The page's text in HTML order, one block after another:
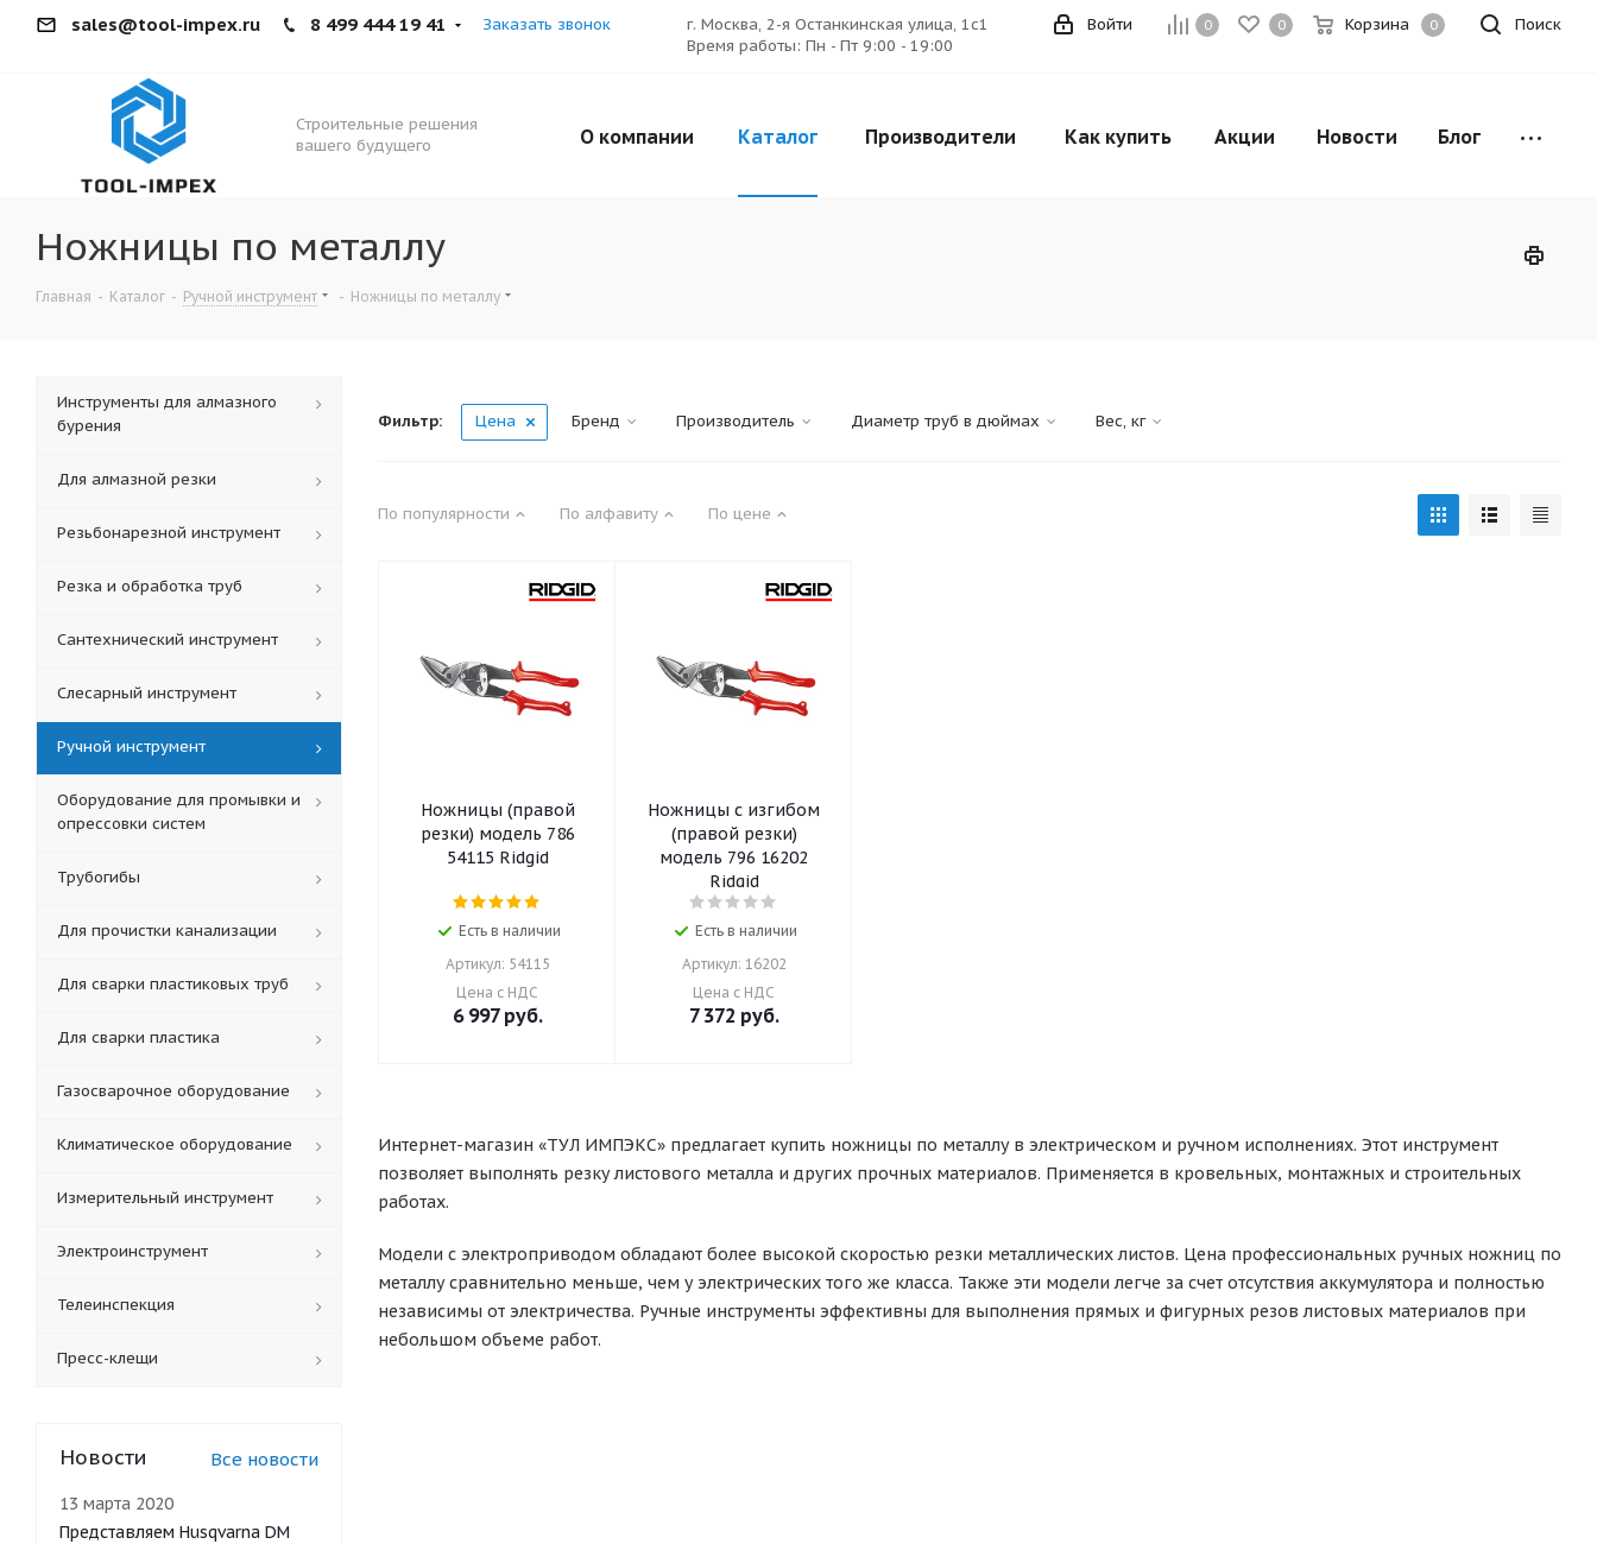
sales@tool-impex.ru 8 499 444 19 41 Заказать звонок
г. Москва, 2-я Останкинская улица, 1с1
Время работы: Пн - Пт 9:00 - 19:00
Поиск
0 0 Корзина 0
Войти
Строительные решения
вашего будущего
О компании Каталог Производители Как купить Акции Новости Блог
Ножницы по металлу
Главная - Каталог - Ручной инструмент - Ножницы по металлу
Фильтр: Цена Бренд Производитель Диаметр труб в дюймах Вес, кг
По популярности По алфавиту По цене
Ножницы (правой
резки) модель 786
54115 Ridgid
Есть в наличии
Артикул: 54115
Цена с НДС
6 997руб.
Ножницы с изгибом
(правой резки)
модель 796 16202
Ridgid
Есть в наличии
Артикул: 16202
Цена с НДС
7 372 руб.
Интернет-магазин «ТУЛ ИМПЭКС» предлагает купить ножницы по металлу в электрическом и ручном исполнениях. Этот инструмент
позволяет выполнять резку листового металла и других прочных материалов. Применяется в кровельных, монтажных и строительных
работах.
Модели с электроприводом обладают более высокой скоростью резки металлических листов. Цена профессиональных ручных ножниц по
металлу сравнительно меньше, чем у электрических того же класса. Также эти модели легче за счет отсутствия аккумулятора и полностью
независимы от электричества. Ручные инструменты эффективны для выполнения прямых и фигурных резов листовых материалов при
небольшом объеме работ.
Инструменты для алмазного
бурения
Для алмазной резки
Резьбонарезной инструмент
Резка и обработка труб
Сантехнический инструмент
Слесарный инструмент
Ручной инструмент
Оборудование для промывки и
опрессовки систем
Трубогибы
Для прочистки канализации
Для сварки пластиковых труб
Для сварки пластика
Газосварочное оборудование
Климатическое оборудование
Измерительный инструмент
Электроинструмент
Телеинспекция
Пресс-клещи
Новости Все новости
13 марта 2020
Представляем Husqvarna DM